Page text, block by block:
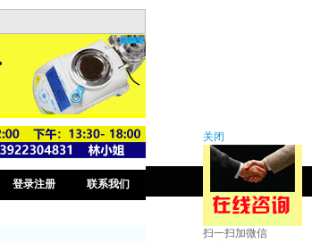
登录注册 联系我们
关闭
扫一扫加微信